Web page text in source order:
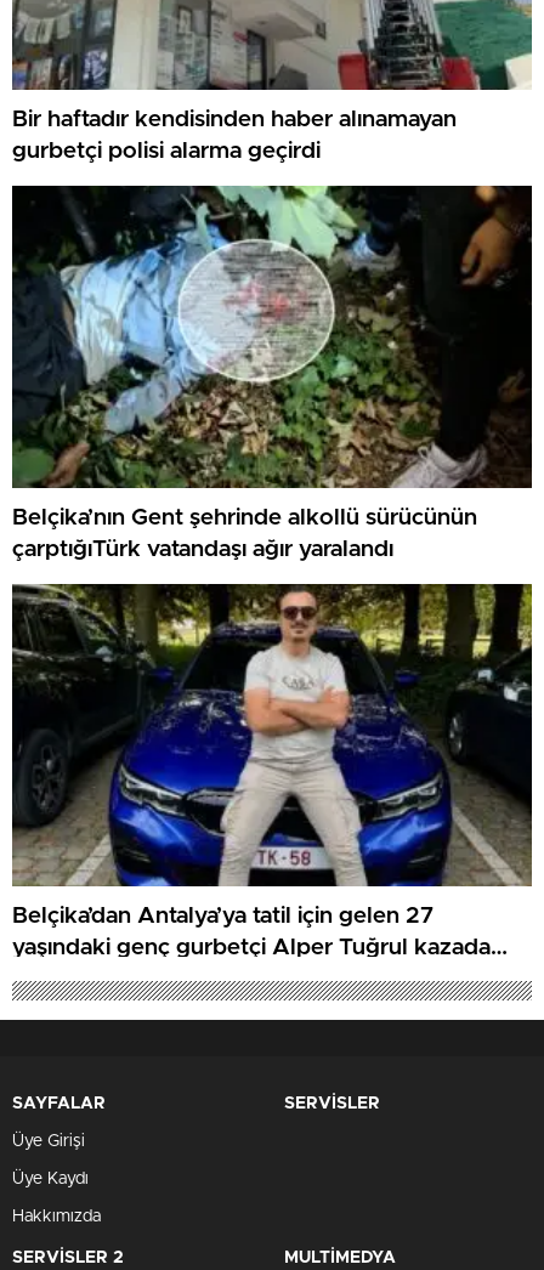
Bir haftadır kendisinden haber alınamayan
gurbetçi polisi alarma geçirdi
Belçika’nın Gent şehrinde alkollü sürücünün
çarptığıTürk vatandaşı ağır yaralandı
Belçika’dan Antalya’ya tatil için gelen 27
yaşındaki genç gurbetçi Alper Tuğrul kazada
hayatını kaybetti
SAYFALAR
Üye Girişi
Üye Kaydı
Hakkımızda
SERVİSLER
SERVİSLER 2 MULTİMEDYA